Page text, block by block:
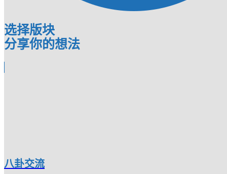
选择版块
分享你的想法
八卦交流